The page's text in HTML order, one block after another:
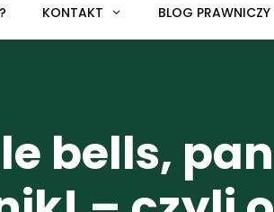
KONTAKT BLOG PRAWNICZY
bells, pan